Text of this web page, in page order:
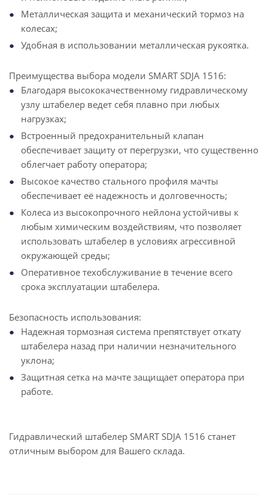
Металлическая защита и механический тормоз на
колесах;
Удобная в использовании металлическая рукоятка.
Преимущества выбора модели SMART SDJA 1516:
Благодаря высококачественному гидравлическому
узлу штабелер ведет себя плавно при любых
нагрузках;
Встроенный предохранительный клапан
обеспечивает защиту от перегрузки, что существенно
облегчает работу оператора;
Высокое качество стального профиля мачты
обеспечивает её надежность и долговечность;
Колеса из высокопрочного нейлона устойчивы к
любым химическим воздействиям, что позволяет
использовать штабелер в условиях агрессивной
окружающей среды;
Оперативное техобслуживание в течение всего
срока эксплуатации штабелера.
Безопасность использования:
Надежная тормозная система препятствует откату
штабелера назад при наличии незначительного
уклона;
Защитная сетка на мачте защищает оператора при
работе.
Гидравлический штабелер SMART SDJA 1516 станет
отличным выбором для Вашего склада.